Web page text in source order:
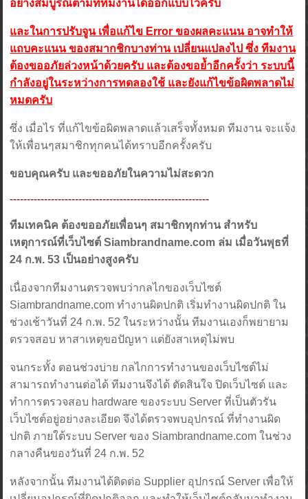
อย่างสมบูรณ์ตามที่ทีมงานได้ออกแบบไว้ครับ
และในการปรับจูน เพื่อแก้ไข Error ของผลคะแนน อาจทำให้
แถบคะแนน ของสมากชิกบางท่าน เปลี่ยนแปลงไป ซึ่ง ทีมงาน
ต้องขออภัยล่วงหน้าด้วยครับ และต้องขอย้ำอีกครั้งว่า ระบบนี้
กำลังอยู่ในระหว่างการทดลองใช้ และยังแก้ไขข้อผิดพลาดไม่
หมดครับ
ซึ่ง เมื่อไร ที่แก้ไขข้อผิดพลาดแล้วเสร็จทั้งหมด ทีมงาน จะแจ้ง
ให้เพื่อนๆสมาชิกทุกคนได้ทราบอีกครั้งครับ
ขอบคุณครับ และขออภัยในความไม่สะดวก
----------------------------------------------------------
ทีมเทคนิค ต้องขออภัยเพื่อนๆ สมาชิกทุกท่าน สำหรับ
เหตุการณ์ที่เว็บไซต์ Siambrandname.com ล่ม เมื่อวันพุธที่
24 ก.พ. 53 เป็นอย่างสูงครับ
เนื่องจากทีมงานตรวจพบว่ากลไกของเว็บไซต์
Siambrandname.com ทำงานผิดปกติ เริ่มทำงานผิดปกติ ใน
ช่วงเช้าวันที่ 24 ก.พ. 52 ในระหว่างนั้น ทีมงานเองก็พยายาม
ตรวจสอบ หาสาเหตุขอปัญหา แต่ยังสาเหตุไม่พบ
จนกระทั้ง ตอนช่วงบ่าย กลไกการทำงานของเว็บไซต์ไม่
สามารถทำงานต่อได้ ทีมงานจึงได้ ตัดสินใจ ปิดเว็บไซต์ และ
ทำการตรวจสอบ hardware ของระบบ Server ที่เป็นตัวรัน
เว็บไซต์อยู่อย่างละเอียด จึงได้ตรวจพบอุปกรณ์ ที่ทำงานผิด
ปกติ ภายใต้ระบบ Server ของ Siambrandname.com ในช่วง
กลางคืนของวันที่ 24 ก.พ. 52
หลังจากนั้น ทีมงานได้ติดต่อ Supplier อุปกรณ์ Server เพื่อให้